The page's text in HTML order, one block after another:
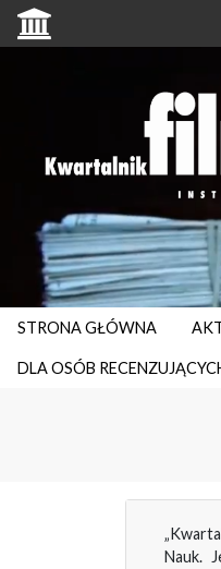
STRONA GŁÓWNA
DLA OSÓB
Nauk.